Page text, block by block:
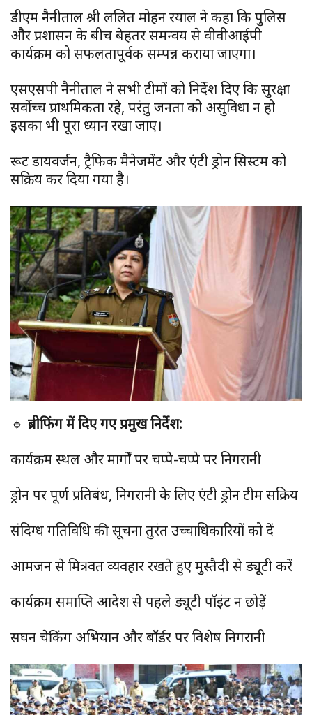
डीएम नैनीताल श्री ललित मोहन रयाल ने कहा कि पुलिस
और प्रशासन के बीच बेहतर समन्वय से वीवीआईपी
कार्यक्रम को सफलतापूर्वक सम्पन्न कराया जाएगा।
एसएसपी नैनीताल ने सभी टीमों को निर्देश दिए कि सुरक्षा
सर्वोच्च प्राथमिकता रहे, परंतु जनता को असुविधा न हो
इसका भी पूरा ध्यान रखा जाए।
रूट डायवर्जन, ट्रैफिक मैनेजमेंट और एंटी ड्रोन सिस्टम को
सक्रिय कर दिया गया है।
🔹 ब्रीफिंग में दिए गए प्रमुख निर्देश:
कार्यक्रम स्थल और मार्गों पर चप्पे-चप्पे पर निगरानी
ड्रोन पर पूर्ण प्रतिबंध, निगरानी के लिए एंटी ड्रोन टीम सक्रिय
संदिग्ध गतिविधि की सूचना तुरंत उच्चाधिकारियों को दें
आमजन से मित्रवत व्यवहार रखते हुए मुस्तैदी से ड्यूटी करें
कार्यक्रम समाप्ति आदेश से पहले ड्यूटी पॉइंट न छोड़ें
सघन चेकिंग अभियान और बॉर्डर पर विशेष निगरानी